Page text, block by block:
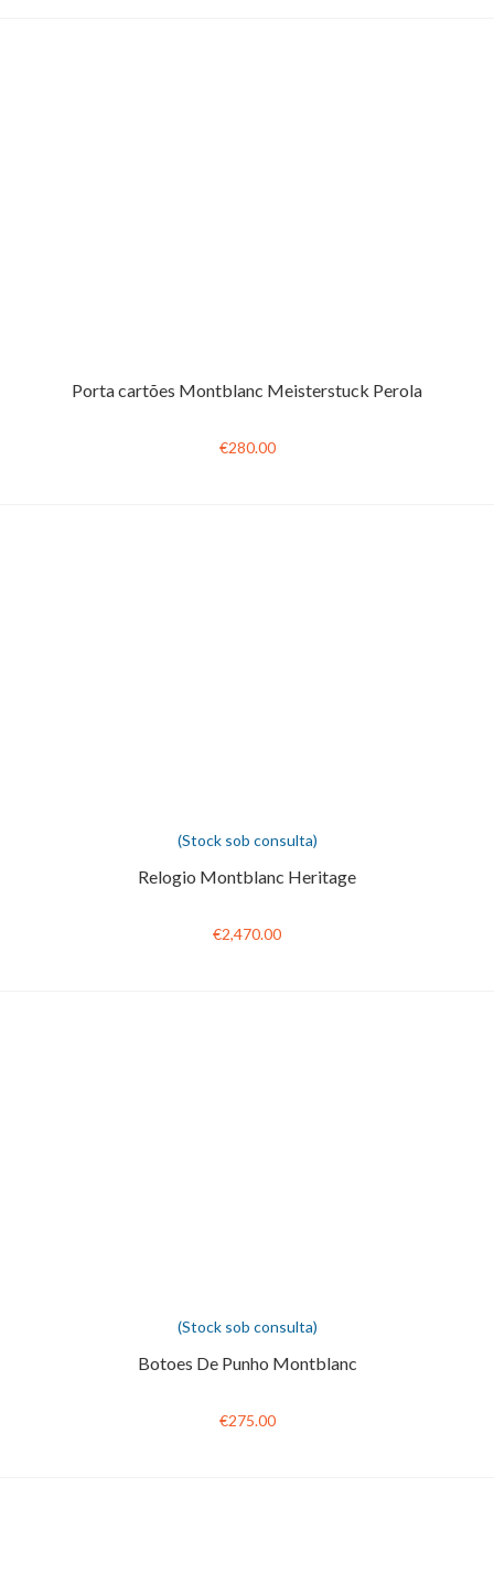
Porta cartões Montblanc Meisterstuck Perola
€280.00
(Stock sob consulta)
Relogio Montblanc Heritage
€2,470.00
(Stock sob consulta)
Botoes De Punho Montblanc
€275.00